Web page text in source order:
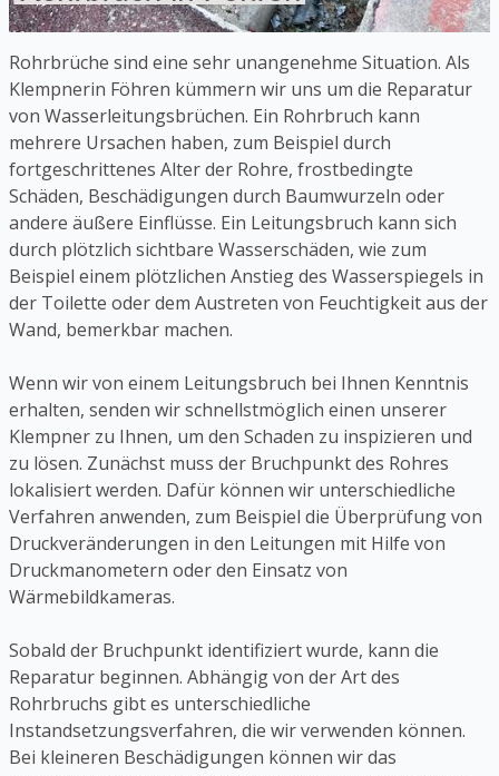
Rohrbrüche sind eine sehr unangenehme Situation. Als
Klempnerin Föhren kümmern wir uns um die Reparatur
von Wasserleitungsbrüchen. Ein Rohrbruch kann
mehrere Ursachen haben, zum Beispiel durch
fortgeschrittenes Alter der Rohre, frostbedingte
Schäden, Beschädigungen durch Baumwurzeln oder
andere äußere Einflüsse. Ein Leitungsbruch kann sich
durch plötzlich sichtbare Wasserschäden, wie zum
Beispiel einem plötzlichen Anstieg des Wasserspiegels in
der Toilette oder dem Austreten von Feuchtigkeit aus der
Wand, bemerkbar machen.
Wenn wir von einem Leitungsbruch bei Ihnen Kenntnis
erhalten, senden wir schnellstmöglich einen unserer
Klempner zu Ihnen, um den Schaden zu inspizieren und
zu lösen. Zunächst muss der Bruchpunkt des Rohres
lokalisiert werden. Dafür können wir unterschiedliche
Verfahren anwenden, zum Beispiel die Überprüfung von
Druckveränderungen in den Leitungen mit Hilfe von
Druckmanometern oder den Einsatz von
Wärmebildkameras.
Sobald der Bruchpunkt identifiziert wurde, kann die
Reparatur beginnen. Abhängig von der Art des
Rohrbruchs gibt es unterschiedliche
Instandsetzungsverfahren, die wir verwenden können.
Bei kleineren Beschädigungen können wir das